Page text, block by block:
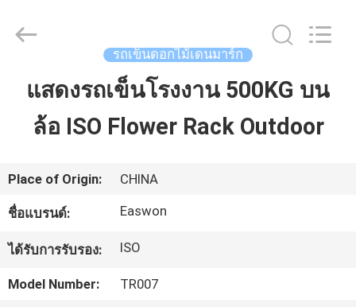
บ้าน
เกี่ยว
กับ
เรา
Ruixiang
Import
รถเข็นดอกไม้เดนมาร์ก
แสดงรถเข็นโรงงาน 500KG บน
ล้อ ISO Flower Rack Outdoor
Place of Origin: CHINA
ชื่อแบรนด์: Easwon
ได้รับการรับรอง: ISO
Model Number:
TR007